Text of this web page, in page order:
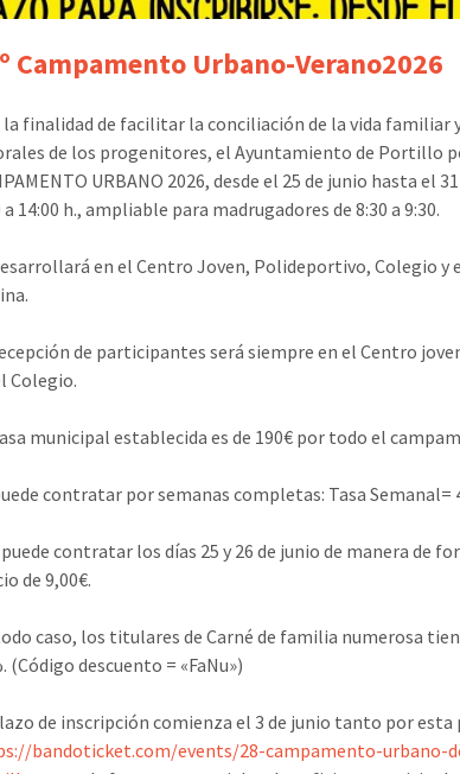
Campamento Urbano-Verano2026
la finalidad de facilitar la conciliación de la vida familiar
de los progenitores, el Ayuntamiento de Portillo
URBANO 2026, desde el 25 de junio hasta el
a 14:00 h., ampliable para madrugadores de 8:30 a 9:30.
en el Centro Joven, Polideportivo, Colegio y
de participantes será siempre en el Centro
Colegio.
municipal establecida es de 190€ por todo el
contratar por semanas completas: Tasa Semanal=
puede contratar los días 25 y 26 de junio de manera de
de 9,00€.
caso, los titulares de Carné de familia numerosa
(Código descuento = «FaNu»)
de inscripción comienza el 3 de junio tanto por esta
bandoticket.com/events/28-campamento-urbano-